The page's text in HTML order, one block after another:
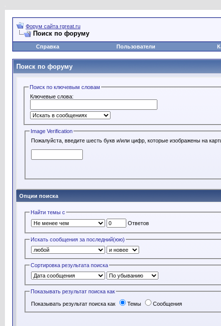
Форум сайта rgreat.ru
Поиск по форуму
Справка Пользователи
Поиск по форуму
Поиск по ключевым словам
Ключевые слова:
Image Verification
Пожалуйста, введите шесть букв и/или цифр, которые изображены на
Опции поиска
Найти темы с
Ответов
Искать сообщения за последний(юю)
Сортировка результата поиска
Показывать результат поиска как
Показывать результат поиска как Темы Сообщения